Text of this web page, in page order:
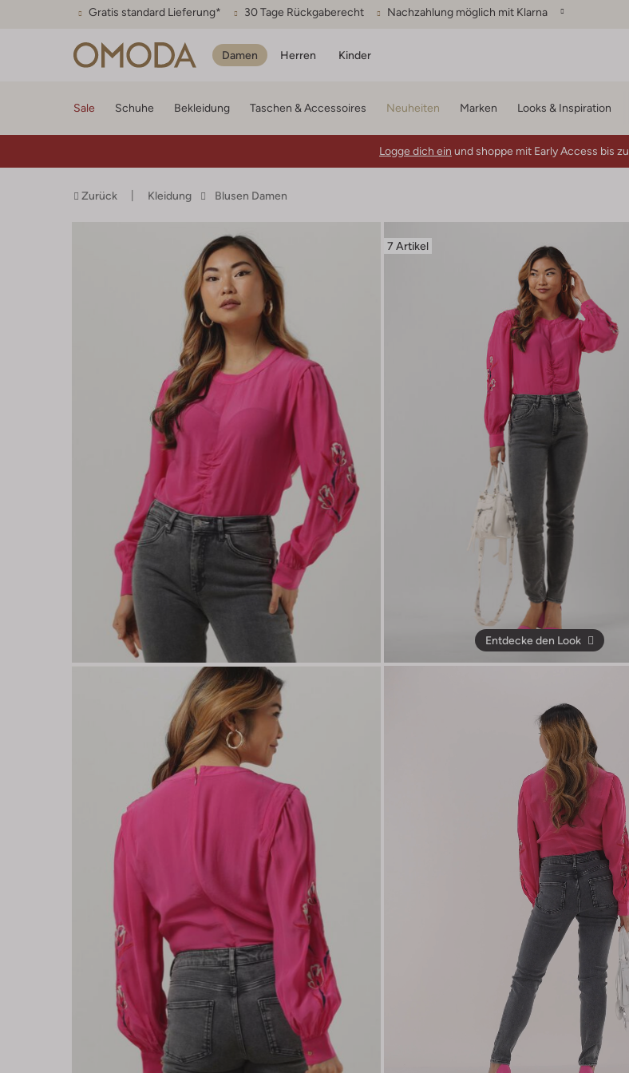
Gratis standard Lieferung* 30 Tage Rückgaberecht Nachzahlung möglich mit Klarna
Damen Herren Kinder
Sale Schuhe Bekleidung Taschen & Accessoires Neuheiten Marken Looks & Inspiration
Logge dich ein und shoppe mit Early Access bis zu
Zurück Kleidung Blusen Damen
7 Artikel
Entdecke den Look